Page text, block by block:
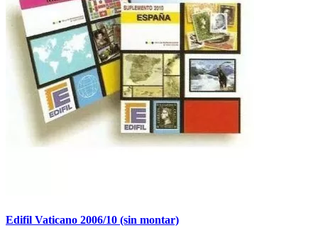
Edifil Vaticano 2006/10 (sin montar)